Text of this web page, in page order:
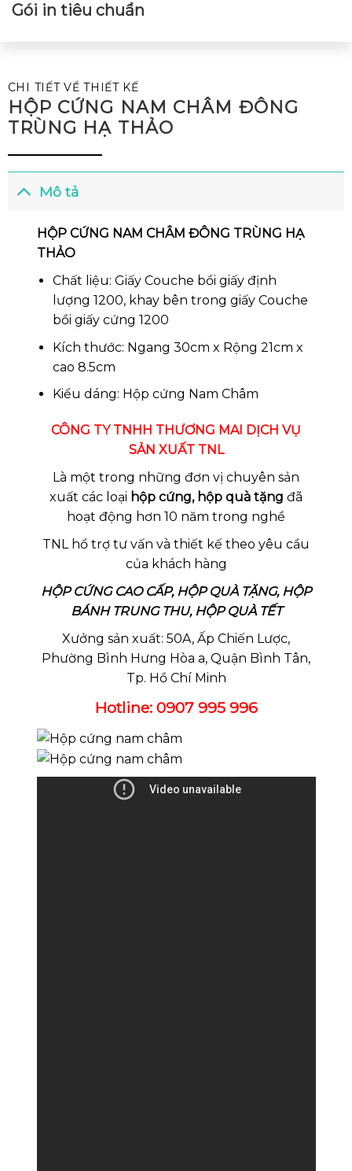
Gói in tiêu chuẩn
CHI TIẾT VỀ THIẾT KẾ
HỘP CỨNG NAM CHÂM ĐÔNG
TRÙNG HẠ THẢO
Mô tả
HỘP CỨNG NAM CHÂM ĐÔNG TRÙNG HẠ
THẢO
Chất liệu: Giấy Couche bồi giấy định
lượng 1200, khay bên trong giấy Couche
bồi giấy cứng 1200
Kích thước: Ngang 30cm x Rộng 21cm x
cao 8.5cm
Kiểu dáng: Hộp cứng Nam Châm
CÔNG TY TNHH THƯƠNG MAI DỊCH VỤ
SẢN XUẤT TNL
Là một trong những đơn vị chuyên sản
xuất các loại hộp cứng, hộp quà tặng đã
hoạt động hơn 10 năm trong nghề
TNL hổ trợ tư vấn và thiết kế theo yêu cầu
của khách hàng
HỘP CỨNG CAO CẤP, HỘP QUÀ TẶNG, HỘP
BÁNH TRUNG THU, HỘP QUÀ TẾT
Xưởng sản xuất: 50A, Ấp Chiến Lược,
Phường Bình Hưng Hòa a, Quận Bình Tân,
Tp. Hồ Chí Minh
Hotline: 0907 995 996